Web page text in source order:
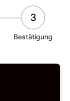
3
Bestätigung